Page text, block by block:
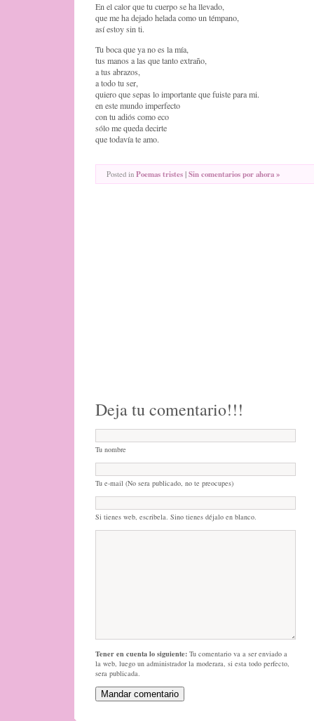
En el calor que tu cuerpo se ha llevado,
que me ha dejado helada como un témpano,
así estoy sin ti.
Tu boca que ya no es la mía,
tus manos a las que tanto extraño,
a tus abrazos,
a todo tu ser,
quiero que sepas lo importante que fuiste para mi.
en este mundo imperfecto
con tu adiós como eco
sólo me queda decirte
que todavía te amo.
Posted in Poemas tristes|Sin comentarios por ahora »
Deja tu comentario!!!
Tu nombre
Tu e-mail (No sera publicado, no te preocupes)
Si tienes web, escribela. Sino tienes déjalo en blanco.
Tener en cuenta lo siguiente: Tu comentario va a ser enviado a
la web, luego un administrador la moderara, si esta todo perfecto,
sera publicada.